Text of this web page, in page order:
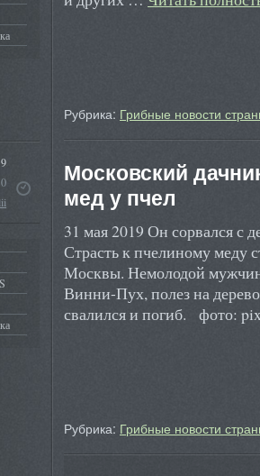
Рубрика: Грибные новости
Московский
мед у пчел
31 мая 2019 Он сорвался с
Страсть к пчелиному меду
Москвы. Немолодой
Винни-Пух, полез на
свалился и погиб. фото:
Рубрика: Грибные новости